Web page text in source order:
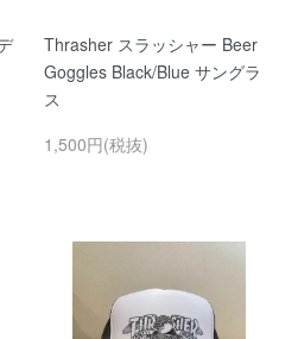
Thrasher スラッシャー Beer
Goggles Black/Blue サングラ
ス
1,500円(税抜)